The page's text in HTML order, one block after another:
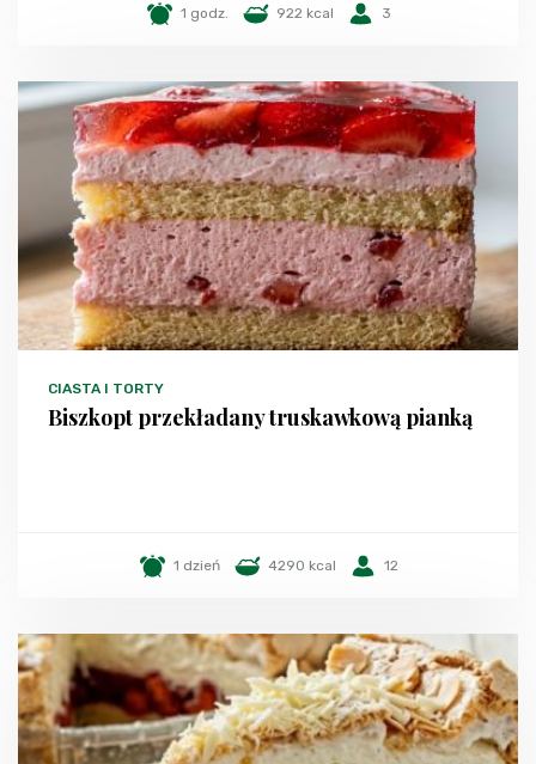
1 godz. 922 kcal 3
CIASTA I TORTY
Biszkopt przekładany truskawkową pianką
1 dzień 4290 kcal 12